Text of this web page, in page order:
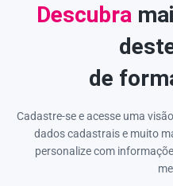
Descubra
de
Cadastre-se e acesse uma
dados cadastrais e muito
personalize com